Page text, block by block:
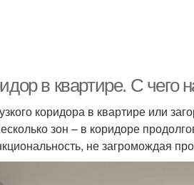
в квартире. С чего
коридора в квартире или
зон – в коридоре
не загромождая